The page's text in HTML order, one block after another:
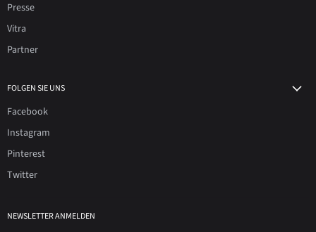
Presse
Vitra
Partner
FOLGEN SIE UNS
Facebook
Instagram
Pinterest
Twitter
NEWSLETTER ANMELDEN